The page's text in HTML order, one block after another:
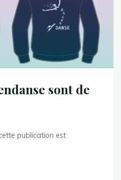
sont de
publication est